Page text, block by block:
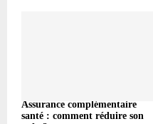
Assurance complémentaire
santé : comment réduire son